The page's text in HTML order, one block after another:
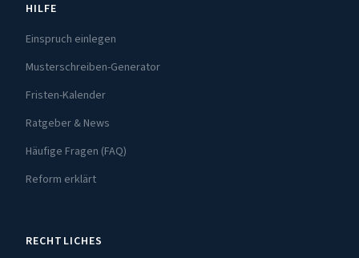
HILFE
Einspruch einlegen
Musterschreiben-Generator
Fristen-Kalender
Ratgeber & News
Häufige Fragen (FAQ)
Reform erklärt
RECHTLICHES